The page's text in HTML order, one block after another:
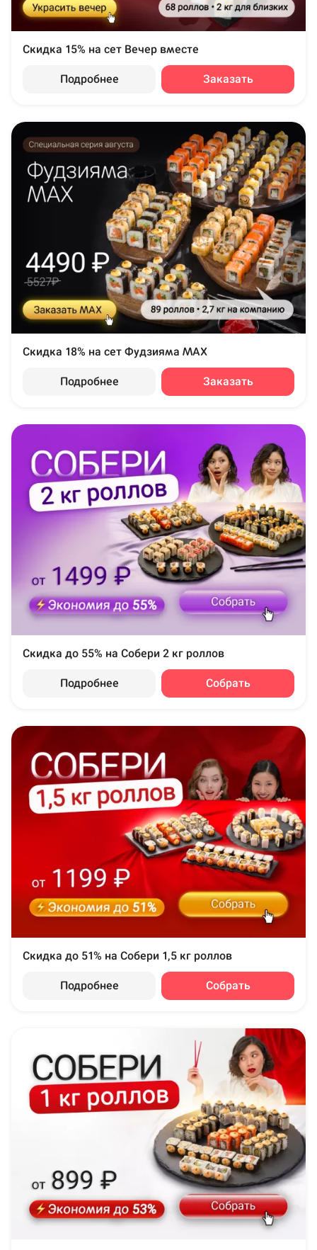
Скидка 15% на сет Вечер вместе
Подробнее Заказать
Скидка 18% на сет Фудзияма MAX
Подробнее Заказать
Скидка до 55% на Собери 2 кг роллов
Подробнее Собрать
Скидка до 51% на Собери 1,5 кг роллов
Подробнее Собрать